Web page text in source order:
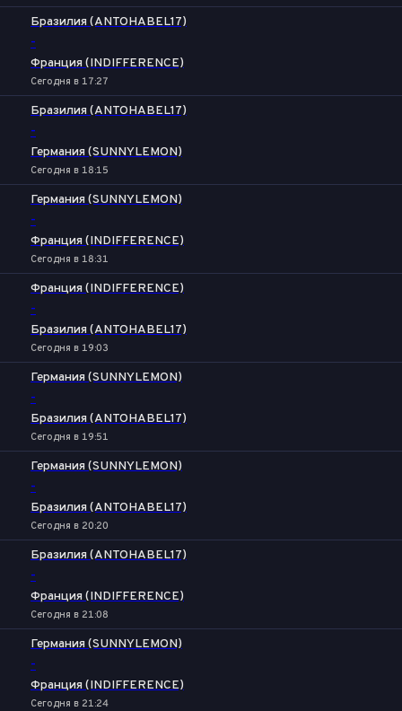
Бразилия (ANTOHABEL17)
-
Франция (INDIFFERENCE)
Сегодня в 17:27
Бразилия (ANTOHABEL17)
-
Германия (SUNNYLEMON)
Сегодня в 18:15
Германия (SUNNYLEMON)
-
Франция (INDIFFERENCE)
Сегодня в 18:31
Франция (INDIFFERENCE)
-
Бразилия (ANTOHABEL17)
Сегодня в 19:03
Германия (SUNNYLEMON)
-
Бразилия (ANTOHABEL17)
Сегодня в 19:51
Германия (SUNNYLEMON)
-
Бразилия (ANTOHABEL17)
Сегодня в 20:20
Бразилия (ANTOHABEL17)
-
Франция (INDIFFERENCE)
Сегодня в 21:08
Германия (SUNNYLEMON)
-
Франция (INDIFFERENCE)
Сегодня в 21:24